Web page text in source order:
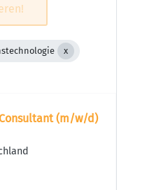
Consultant (m/w/d)